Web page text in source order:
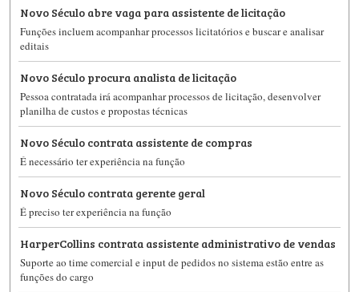
Novo Século abre vaga para assistente de licitação
Funções incluem acompanhar processos licitatórios e buscar e analisar
editais
Novo Século procura analista de licitação
Pessoa contratada irá acompanhar processos de licitação, desenvolver
planilha de custos e propostas técnicas
Novo Século contrata assistente de compras
É necessário ter experiência na função
Novo Século contrata gerente geral
É preciso ter experiência na função
HarperCollins contrata assistente administrativo de vendas
Suporte ao time comercial e input de pedidos no sistema estão entre as
funções do cargo